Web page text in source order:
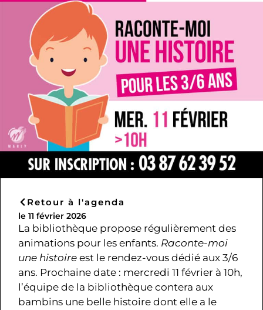
Retour à l'agenda
le 11 février 2026
La bibliothèque propose régulièrement des
animations pour les enfants. Raconte-moi
une histoire est le rendez-vous dédié aux 3/6
ans. Prochaine date : mercredi 11 février à 10h,
l’équipe de la bibliothèque contera aux
bambins une belle histoire dont elle a le